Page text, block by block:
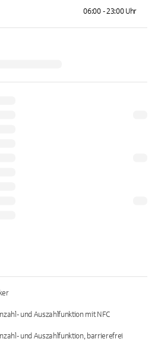
06:00 - 23:00 Uhr
und Auszahlfunktion mit NFC
und Auszahlfunktion, barrierefrei